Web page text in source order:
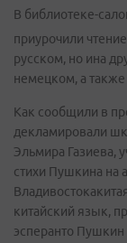
В библиотеке-
приурочили
русском, но ина
немецком, а также
Как сообщили в
декламировали
Эльмира Газиева,
стихи Пушкина на
китайский язык,
эсперанто